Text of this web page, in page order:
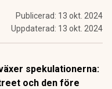
Publicerad: 13 okt. 2024
Uppdaterad: 13 okt. 2024
spekulationerna:
och den före